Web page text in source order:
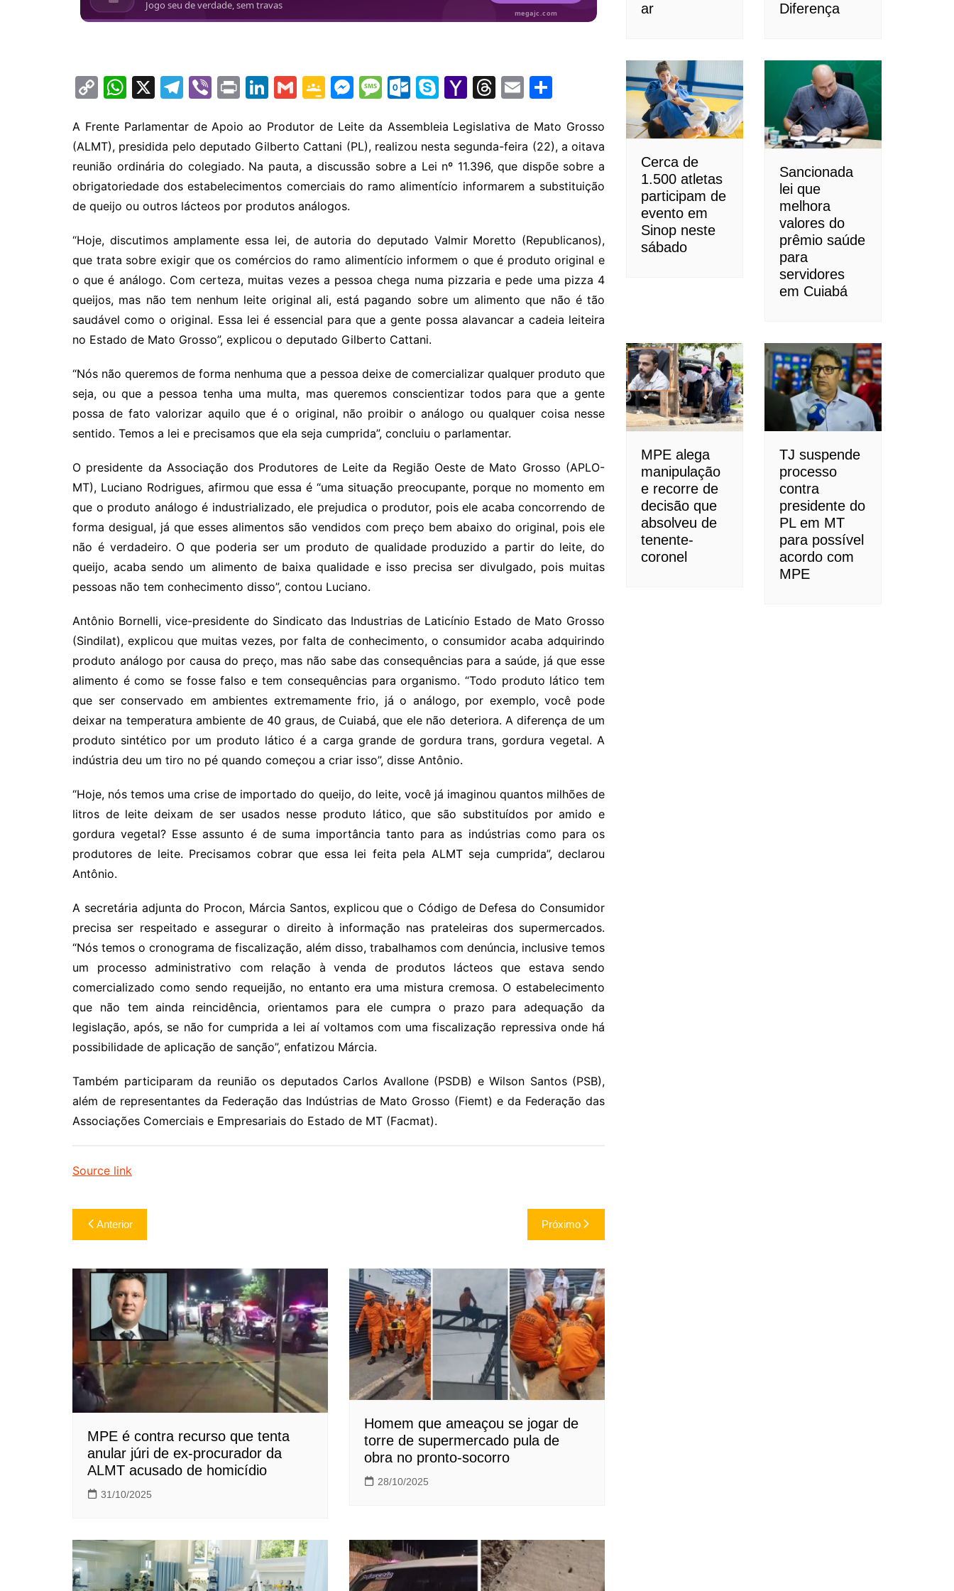
C
p
y
Li
n
W
at
s
A
p
X
T
e
gr
a
m
Vi
er
Pr
t
Li
k
e
dI
n
G
ai
l
G
o
gl
e
Cl
s
sr
o
o
m
M
s
s
e
er
M
s
s
a
O
lo
o
k.
m
S
y
p
e
Y
h
o
o
l
T
e
a
d
E
ai
l
ar
e
A Frente Parlamentar de Apoio ao Produtor de Leite da Assembleia Legislativa de Mato Grosso
(ALMT), presidida pelo deputado Gilberto Cattani (PL), realizou nesta segunda-feira (22), a oitava
reunião ordinária do colegiado. Na pauta, a discussão sobre a Lei nº 11.396, que dispõe sobre a
obrigatoriedade dos estabelecimentos comerciais do ramo alimentício informarem a substituição
de queijo ou outros lácteos por produtos análogos.
“Hoje, discutimos amplamente essa lei, de autoria do deputado Valmir Moretto (Republicanos),
que trata sobre exigir que os comércios do ramo alimentício informem o que é produto original e
o que é análogo. Com certeza, muitas vezes a pessoa chega numa pizzaria e pede uma pizza 4
queijos, mas não tem nenhum leite original ali, está pagando sobre um alimento que não é tão
saudável como o original. Essa lei é essencial para que a gente possa alavancar a cadeia leiteira
no Estado de Mato Grosso”, explicou o deputado Gilberto Cattani.
“Nós não queremos de forma nenhuma que a pessoa deixe de comercializar qualquer produto que
seja, ou que a pessoa tenha uma multa, mas queremos conscientizar todos para que a gente
possa de fato valorizar aquilo que é o original, não proibir o análogo ou qualquer coisa nesse
sentido. Temos a lei e precisamos que ela seja cumprida”, concluiu o parlamentar.
O presidente da Associação dos Produtores de Leite da Região Oeste de Mato Grosso (APLO-
MT), Luciano Rodrigues, afirmou que essa é “uma situação preocupante, porque no momento em
que o produto análogo é industrializado, ele prejudica o produtor, pois ele acaba concorrendo de
forma desigual, já que esses alimentos são vendidos com preço bem abaixo do original, pois ele
não é verdadeiro. O que poderia ser um produto de qualidade produzido a partir do leite, do
queijo, acaba sendo um alimento de baixa qualidade e isso precisa ser divulgado, pois muitas
pessoas não tem conhecimento disso”, contou Luciano.
Antônio Bornelli, vice-presidente do Sindicato das Industrias de Laticínio Estado de Mato Grosso
(Sindilat), explicou que muitas vezes, por falta de conhecimento, o consumidor acaba adquirindo
produto análogo por causa do preço, mas não sabe das consequências para a saúde, já que esse
alimento é como se fosse falso e tem consequências para organismo. “Todo produto lático tem
que ser conservado em ambientes extremamente frio, já o análogo, por exemplo, você pode
deixar na temperatura ambiente de 40 graus, de Cuiabá, que ele não deteriora. A diferença de um
produto sintético por um produto lático é a carga grande de gordura trans, gordura vegetal. A
indústria deu um tiro no pé quando começou a criar isso”, disse Antônio.
“Hoje, nós temos uma crise de importado do queijo, do leite, você já imaginou quantos milhões de
litros de leite deixam de ser usados nesse produto lático, que são substituídos por amido e
gordura vegetal? Esse assunto é de suma importância tanto para as indústrias como para os
produtores de leite. Precisamos cobrar que essa lei feita pela ALMT seja cumprida”, declarou
Antônio.
A secretária adjunta do Procon, Márcia Santos, explicou que o Código de Defesa do Consumidor
precisa ser respeitado e assegurar o direito à informação nas prateleiras dos supermercados.
“Nós temos o cronograma de fiscalização, além disso, trabalhamos com denúncia, inclusive temos
um processo administrativo com relação à venda de produtos lácteos que estava sendo
comercializado como sendo requeijão, no entanto era uma mistura cremosa. O estabelecimento
que não tem ainda reincidência, orientamos para ele cumpra o prazo para adequação da
legislação, após, se não for cumprida a lei aí voltamos com uma fiscalização repressiva onde há
possibilidade de aplicação de sanção”, enfatizou Márcia.
Também participaram da reunião os deputados Carlos Avallone (PSDB) e Wilson Santos (PSB),
além de representantes da Federação das Indústrias de Mato Grosso (Fiemt) e da Federação das
Associações Comerciais e Empresariais do Estado de MT (Facmat).
Source link
Navegação
de
Post
Anterior Próximo
MPE é contra recurso que tenta
anular júri de ex-procurador da
ALMT acusado de homicídio
31/10/2025
Homem que ameaçou se jogar de
torre de supermercado pula de
obra no pronto-socorro
28/10/2025
ar Diferença
Cerca de
1.500 atletas
participam de
evento em
Sinop neste
sábado
Sancionada
lei que
melhora
valores do
prêmio saúde
para
servidores
em Cuiabá
MPE alega
manipulação
e recorre de
decisão que
absolveu de
tenente-
coronel
TJ suspende
processo
contra
presidente do
PL em MT
para possível
acordo com
MPE